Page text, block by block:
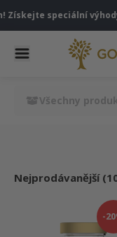
speciální
Všechny
Nejprodávanější
-